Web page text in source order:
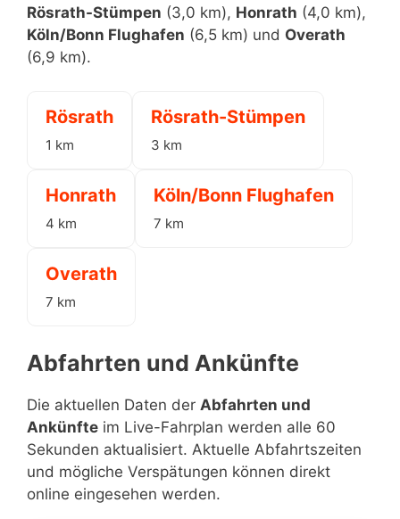
Rösrath-Stümpen (3,0 km), Honrath (4,0 km),
Köln/Bonn Flughafen (6,5 km) und Overath
(6,9 km).
Rösrath
1 km
Rösrath-Stümpen
3 km
Honrath
4 km
Köln/Bonn Flughafen
7 km
Overath
7 km
Abfahrten und Ankünfte
Die aktuellen Daten der Abfahrten und
Ankünfte im Live-Fahrplan werden alle 60
Sekunden aktualisiert. Aktuelle Abfahrtszeiten
und mögliche Verspätungen können direkt
online eingesehen werden.